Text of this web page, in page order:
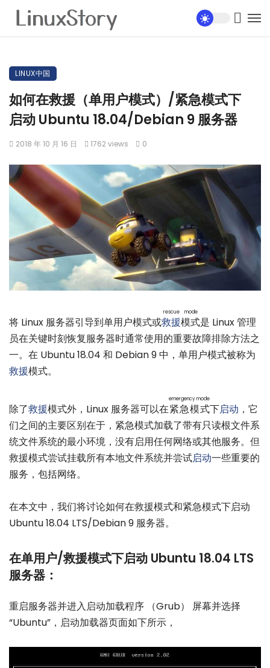
LINUX中国
如何在救援（单用户模式）/紧急模式下
启动 Ubuntu 18.04/Debian 9 服务器
2018 年 10 月 16 日 1762 views 0
将 Linux 服务器引导到单用户模式或救援模式
rescue mode
是 Linux 管理
员在关键时刻恢复服务器时通常使用的重要故障排除方法之
一。在 Ubuntu 18.04 和 Debian 9 中，单用户模式被称为
救援模式。
除了救援模式外，Linux 服务器可以在紧急模式
emergency mode
下启动 ，它
们之间的主要区别在于，紧急模式加载了带有只读根文件系
统文件系统的最小环境，没有启用任何网络或其他服务。但
救援模式尝试挂载所有本地文件系统并尝试启动一些重要的
服务，包括网络。
在本文中，我们将讨论如何在救援模式和紧急模式下启动
Ubuntu 18.04 LTS/Debian 9 服务器。
在单用户/救援模式下启动 Ubuntu 18.04 LTS
服务器：
重启服务器并进入启动加载程序 （Grub） 屏幕并选择
“Ubuntu”，启动加载器页面如下所示，